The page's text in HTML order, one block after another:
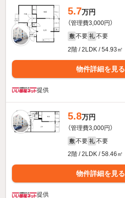
5.7万円
（管理費3,000円）
敷 不要 礼 不要
2階 / 2LDK / 54.93㎡
物件詳細を見る
提供
5.8万円
（管理費3,000円）
敷 不要 礼 不要
2階 / 2LDK / 58.46㎡
物件詳細を見る
提供